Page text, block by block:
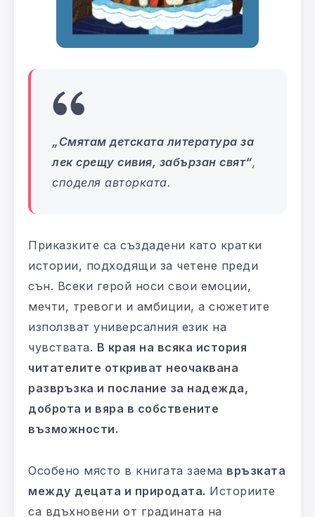
„Смятам детската литература за
лек срещу сивия, забързан свят“,
споделя авторката.
Приказките са създадени като кратки
истории, подходящи за четене преди
сън. Всеки герой носи свои емоции,
мечти, тревоги и амбиции, а сюжетите
използват универсалния език на
чувствата. В края на всяка история
читателите откриват неочаквана
развръзка и послание за надежда,
доброта и вяра в собствените
възможности.
Особено място в книгата заема връзката
между децата и природата. Историите
са вдъхновени от градината на